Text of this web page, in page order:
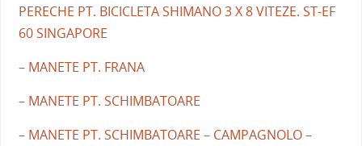
PERECHE PT. BICICLETA SHIMANO 3 X 8 VITEZE. ST-EF
60 SINGAPORE
– MANETE PT. FRANA
– MANETE PT. SCHIMBATOARE
– MANETE PT. SCHIMBATOARE – CAMPAGNOLO –